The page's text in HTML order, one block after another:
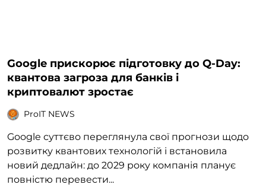
Google прискорює підготовку до Q-Day:
квантова загроза для банків і
криптовалют зростає
ProIT NEWS
Google суттєво переглянула свої прогнози щодо
розвитку квантових технологій і встановила
новий дедлайн: до 2029 року компанія планує
повністю перевести...